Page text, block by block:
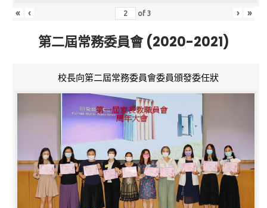
« ‹ of3 › »
第二屆常務委員會 (2020-2021)
校長向第二屆常務委員會委員頒發委任狀